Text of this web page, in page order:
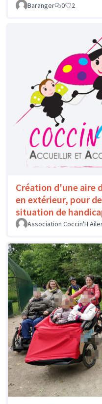
Baranger
0 2
Création d'une aire
en extérieur, pour
situation de
Association Coccin'H